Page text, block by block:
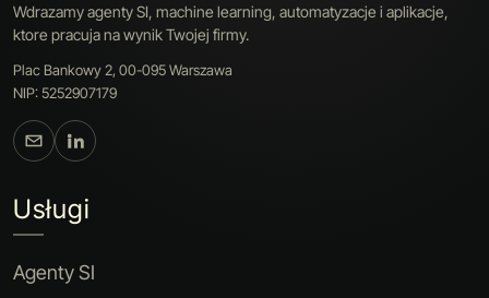
Wdrazamy agenty SI, machine learning, automatyzacje i aplikacje,
ktore pracuja na wynik Twojej firmy.
Plac Bankowy 2, 00-095 Warszawa
NIP: 5252907179
Usługi
Agenty SI